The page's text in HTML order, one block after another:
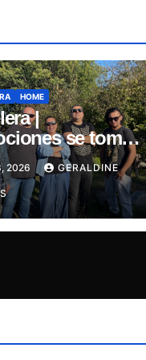
HOME
|
se toma
oficial de
y estreno del
“Mujer
2026 GERALDINE